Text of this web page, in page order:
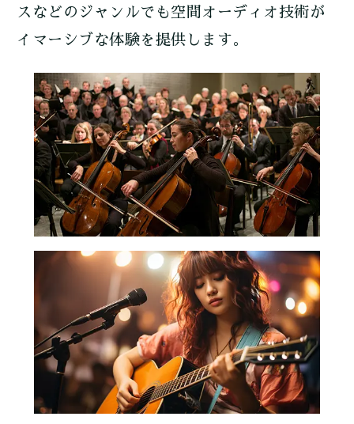
スなどのジャンルでも空間オーディオ技術が
イマーシブな体験を提供します。